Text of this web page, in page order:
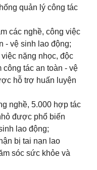
quản lý công tác
các nghề, công việc
- vệ sinh lao động;
nặng nhọc, độc
công tác an toàn - vệ
hỗ trợ huấn luyện
nghề, 5.000 hợp tác
được phổ biến
lao động;
bị tai nạn lao
sóc sức khỏe và